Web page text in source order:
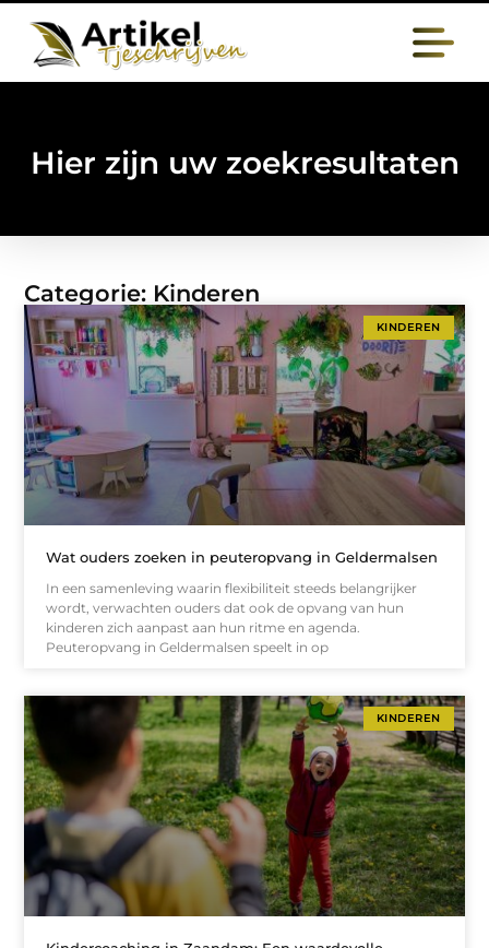
Hier zijn uw zoekresultaten
Categorie: Kinderen
KINDEREN
Wat ouders zoeken in peuteropvang in Geldermalsen
In een samenleving waarin flexibiliteit steeds belangrijker
wordt, verwachten ouders dat ook de opvang van hun
kinderen zich aanpast aan hun ritme en agenda.
Peuteropvang in Geldermalsen speelt in op
KINDEREN